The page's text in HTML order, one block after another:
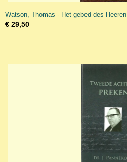
Watson, Thomas - Het gebed des Heeren
€ 29,50